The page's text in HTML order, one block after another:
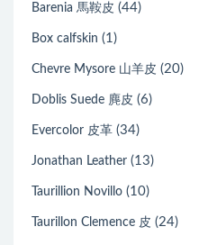
Barenia 馬鞍皮 (44)
Box calfskin (1)
Chevre Mysore 山羊皮 (20)
Doblis Suede 麂皮 (6)
Evercolor 皮革 (34)
Jonathan Leather (13)
Taurillion Novillo (10)
Taurillon Clemence 皮 (24)